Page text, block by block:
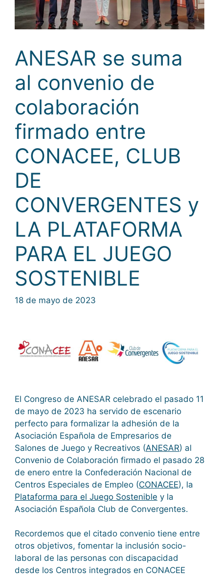
ANESAR se suma
al convenio de
colaboración
firmado entre
CONACEE, CLUB
DE
CONVERGENTES y
LA PLATAFORMA
PARA EL JUEGO
SOSTENIBLE
18 de mayo de 2023
El Congreso de ANESAR celebrado el pasado 11
de mayo de 2023 ha servido de escenario
perfecto para formalizar la adhesión de la
Asociación Española de Empresarios de
Salones de Juego y Recreativos (ANESAR) al
Convenio de Colaboración firmado el pasado 28
de enero entre la Confederación Nacional de
Centros Especiales de Empleo (CONACEE), la
Plataforma para el Juego Sostenible y la
Asociación Española Club de Convergentes.
Recordemos que el citado convenio tiene entre
otros objetivos, fomentar la inclusión socio-
laboral de las personas con discapacidad
desde los Centros integrados en CONACEE